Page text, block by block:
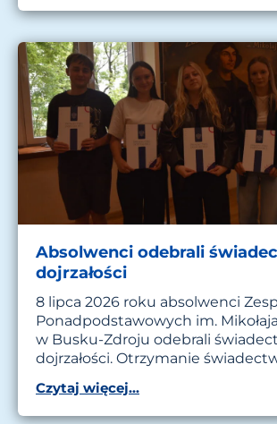
Absolwenci odebrali
dojrzałości
8 lipca 2026 roku absolwenci
Ponadpodstawowych im.
w Busku-Zdroju odebrali
dojrzałości. Otrzymanie
Czytaj więcej...